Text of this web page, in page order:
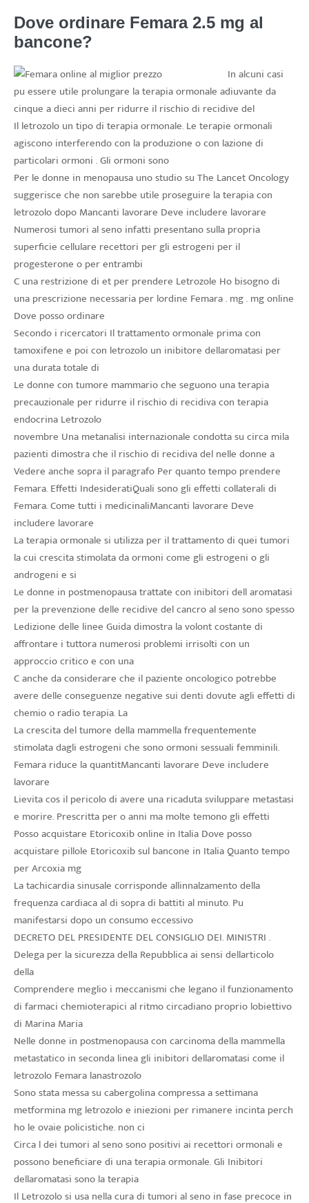
Dove ordinare Femara 2.5 mg al
bancone?
In alcuni casi
pu essere utile prolungare la terapia ormonale adiuvante da
cinque a dieci anni per ridurre il rischio di recidive del
Il letrozolo un tipo di terapia ormonale. Le terapie ormonali
agiscono interferendo con la produzione o con lazione di
particolari ormoni . Gli ormoni sono
Per le donne in menopausa uno studio su The Lancet Oncology
suggerisce che non sarebbe utile proseguire la terapia con
letrozolo dopo Mancanti lavorare Deve includere lavorare
Numerosi tumori al seno infatti presentano sulla propria
superficie cellulare recettori per gli estrogeni per il
progesterone o per entrambi
C una restrizione di et per prendere Letrozole Ho bisogno di
una prescrizione necessaria per lordine Femara . mg . mg online
Dove posso ordinare
Secondo i ricercatori Il trattamento ormonale prima con
tamoxifene e poi con letrozolo un inibitore dellaromatasi per
una durata totale di
Le donne con tumore mammario che seguono una terapia
precauzionale per ridurre il rischio di recidiva con terapia
endocrina Letrozolo
novembre Una metanalisi internazionale condotta su circa mila
pazienti dimostra che il rischio di recidiva del nelle donne a
Vedere anche sopra il paragrafo Per quanto tempo prendere
Femara. Effetti IndesideratiQuali sono gli effetti collaterali di
Femara. Come tutti i medicinaliMancanti lavorare Deve
includere lavorare
La terapia ormonale si utilizza per il trattamento di quei tumori
la cui crescita stimolata da ormoni come gli estrogeni o gli
androgeni e si
Le donne in postmenopausa trattate con inibitori dell aromatasi
per la prevenzione delle recidive del cancro al seno sono spesso
Ledizione delle linee Guida dimostra la volont costante di
affrontare i tuttora numerosi problemi irrisolti con un
approccio critico e con una
C anche da considerare che il paziente oncologico potrebbe
avere delle conseguenze negative sui denti dovute agli effetti di
chemio o radio terapia. La
La crescita del tumore della mammella frequentemente
stimolata dagli estrogeni che sono ormoni sessuali femminili.
Femara riduce la quantitMancanti lavorare Deve includere
lavorare
Lievita cos il pericolo di avere una ricaduta sviluppare metastasi
e morire. Prescritta per o anni ma molte temono gli effetti
Posso acquistare Etoricoxib online in Italia Dove posso
acquistare pillole Etoricoxib sul bancone in Italia Quanto tempo
per Arcoxia mg
La tachicardia sinusale corrisponde allinnalzamento della
frequenza cardiaca al di sopra di battiti al minuto. Pu
manifestarsi dopo un consumo eccessivo
DECRETO DEL PRESIDENTE DEL CONSIGLIO DEI. MINISTRI .
Delega per la sicurezza della Repubblica ai sensi dellarticolo
della
Comprendere meglio i meccanismi che legano il funzionamento
di farmaci chemioterapici al ritmo circadiano proprio lobiettivo
di Marina Maria
Nelle donne in postmenopausa con carcinoma della mammella
metastatico in seconda linea gli inibitori dellaromatasi come il
letrozolo Femara lanastrozolo
Sono stata messa su cabergolina compressa a settimana
metformina mg letrozolo e iniezioni per rimanere incinta perch
ho le ovaie policistiche. non ci
Circa l dei tumori al seno sono positivi ai recettori ormonali e
possono beneficiare di una terapia ormonale. Gli Inibitori
dellaromatasi sono la terapia
Il Letrozolo si usa nella cura di tumori al seno in fase precoce in